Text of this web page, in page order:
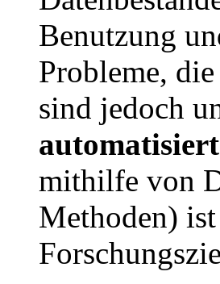
Benutzung
Probleme,
sind jedoch
mithilfe von
Methoden)